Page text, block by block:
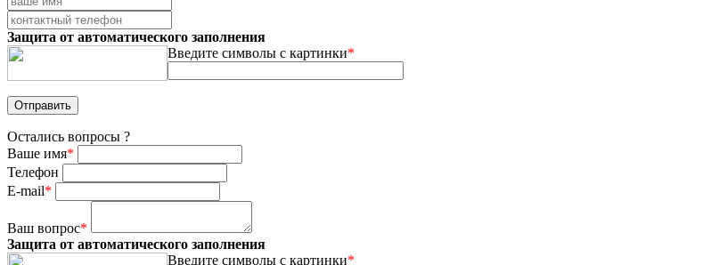
Защита от автоматического заполнения
Введите символы с картинки*
Остались вопросы ?
Ваше имя*
Телефон
E-mail*
Ваш вопрос*
Защита от автоматического заполнения
Введите символы с картинки*